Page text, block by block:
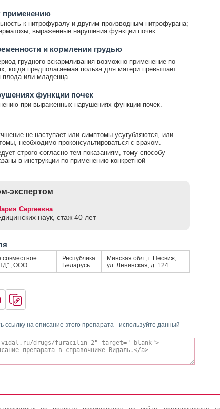
применению
к нитрофуралу и другим производным нитрофурана;
выраженные нарушения функции почек.
и кормлении грудью
грудного вскармливания возможно применение по
когда предполагаемая польза для матери превышает
плода или младенца.
функции почек
при выраженных нарушениях функции почек.
не наступает или симптомы усугубляются, или
необходимо проконсультироваться с врачом.
строго согласно тем показаниям, тому способу
в инструкции по применению конкретной
экспертом
Сергеевна
наук, стаж 40 лет
совместное
, ООО
Республика
Беларусь
Минская обл., г. Несвиж,
ул. Ленинская, д. 124
ссылку на описание этого препарата - используйте данный